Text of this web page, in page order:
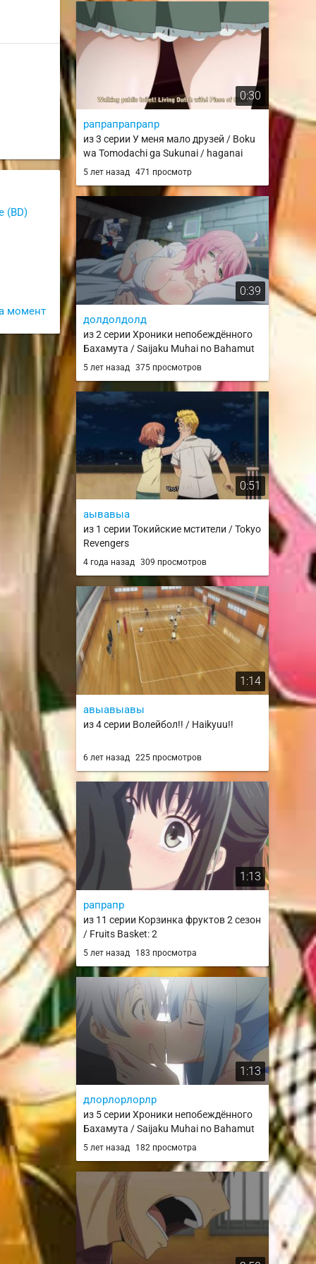
(BD)
момент
0:30
рапрапрапрапр
из 3 серии У меня мало друзей / Boku
wa Tomodachi ga Sukunai / haganai
5 лет назад 471 просмотр
0:39
долдолдолд
из 2 серии Хроники непобеждённого
Бахамута / Saijaku Muhai no Bahamut
5 лет назад 375 просмотров
0:51
аывавыа
из 1 серии Токийские мстители / Tokyo
Revengers
4 года назад 309 просмотров
1:14
авыавыавы
из 4 серии Волейбол!! / Haikyuu!!
6 лет назад 225 просмотров
1:13
рапрапр
из 11 серии Корзинка фруктов 2 сезон
/ Fruits Basket: 2
5 лет назад 183 просмотра
1:13
длорлорлорлр
из 5 серии Хроники непобеждённого
Бахамута / Saijaku Muhai no Bahamut
5 лет назад 182 просмотра